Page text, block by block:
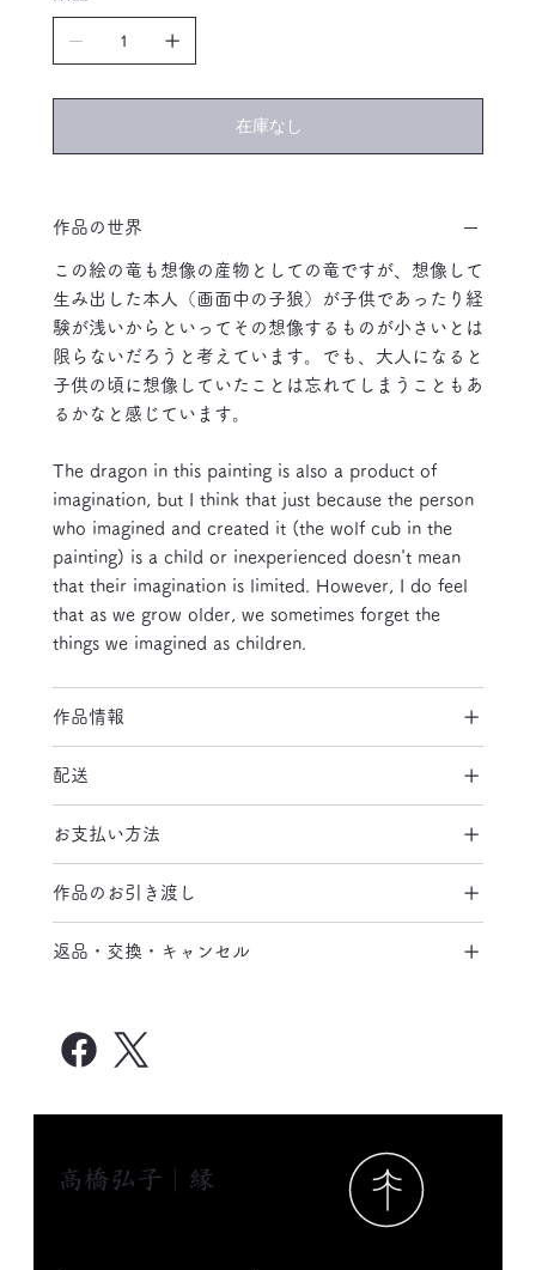
在庫なし
作品の世界
この絵の竜も想像の産物としての竜ですが、想像して
生み出した本人（画面中の子狼）が子供であったり経
験が浅いからといってその想像するものが小さいとは
限らないだろうと考えています。でも、大人になると
子供の頃に想像していたことは忘れてしまうこともあ
るかなと感じています。
The dragon in this painting is also a product of
imagination, but I think that just because the person
who imagined and created it (the wolf cub in the
painting) is a child or inexperienced doesn't mean
that their imagination is limited. However, I do feel
that as we grow older, we sometimes forget the
things we imagined as children.
作品情報
配送
お支払い方法
作品のお引き渡し
返品・交換・キャンセル
高橋弘子｜縁